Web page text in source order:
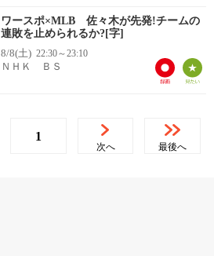
ワースポ×MLB 佐々木が先発!チームの
連敗を止められるか?[字]
8/8(土) 22:30～23:10
ＮＨＫ ＢＳ
1
次へ 最後へ